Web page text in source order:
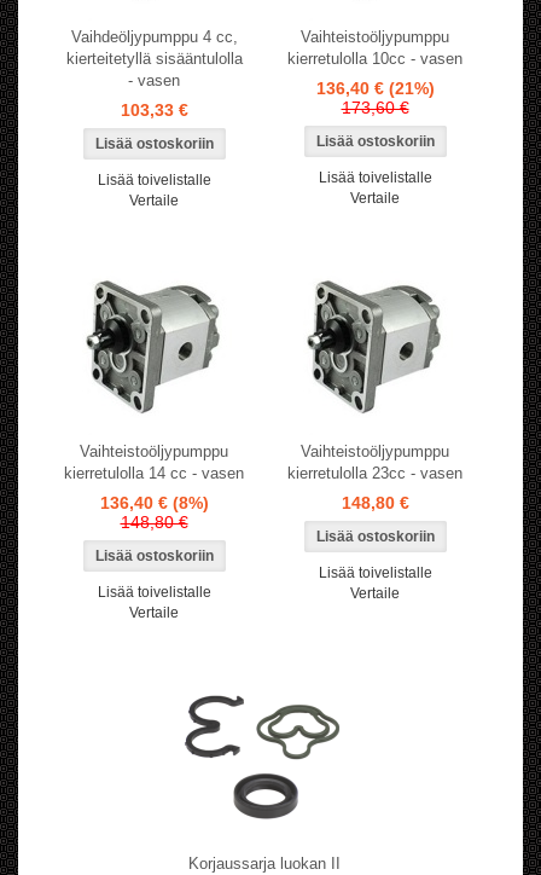
Vaihdeöljypumppu 4 cc,
kierteitetyllä sisääntulolla
- vasen
103,33 €
Lisää toivelistalle
Vertaile
Vaihteistoöljypumppu
kierretulolla 10cc - vasen
136,40 € (21%)
173,60 €
Lisää toivelistalle
Vertaile
Vaihteistoöljypumppu
kierretulolla 14 cc - vasen
136,40 € (8%)
148,80 €
Lisää toivelistalle
Vertaile
Vaihteistoöljypumppu
kierretulolla 23cc - vasen
148,80 €
Lisää toivelistalle
Vertaile
Korjaussarja luokan II